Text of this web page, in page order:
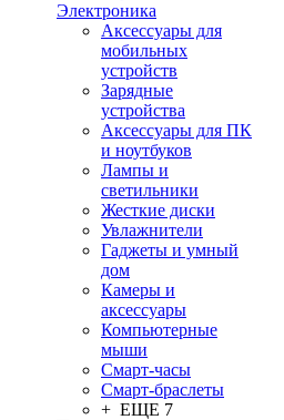
Электроника
Аксессуары для
мобильных
устройств
Зарядные
устройства
Аксессуары для ПК
и ноутбуков
Лампы и
светильники
Жесткие диски
Увлажнители
Гаджеты и умный
дом
Камеры и
аксессуары
Компьютерные
мыши
Смарт-часы
Смарт-браслеты
+ ЕЩЕ 7